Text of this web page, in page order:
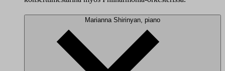
Marianna Shirinyan, piano